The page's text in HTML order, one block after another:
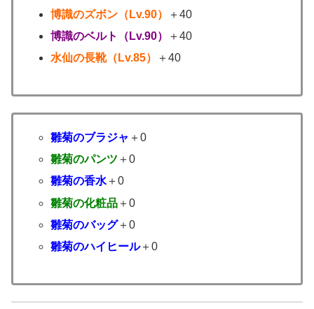
博識のズボン（Lv.90）
＋40
博識のベルト（Lv.90）
＋40
水仙の長靴（Lv.85）
＋40
雛菊のブラジャ ＋0
雛菊のパンツ ＋0
雛菊の香水 ＋0
雛菊の化粧品 ＋0
雛菊のバッグ＋0
雛菊のハイヒール＋0